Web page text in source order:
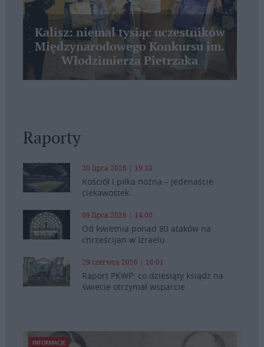
Kalisz: niemal tysiąc uczestników
Międzynarodowego Konkursu im.
Włodzimierza Pietrzaka
Raporty
20 lipca 2026 | 19:10
Kościół i piłka nożna – jedenaście
ciekawostek
09 lipca 2026 | 14:00
Od kwietnia ponad 80 ataków na
chrześcijan w Izraelu
29 czerwca 2026 | 16:01
Raport PKWP: co dziesiąty ksiądz na
świecie otrzymał wsparcie
INFORMACJE